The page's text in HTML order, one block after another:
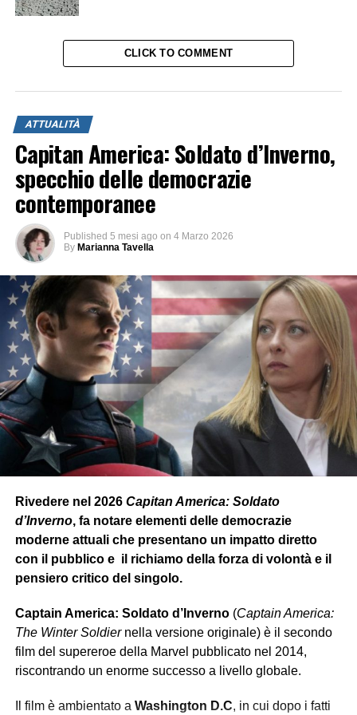
CLICK TO COMMENT
ATTUALITÀ
Capitan America: Soldato d’Inverno,
specchio delle democrazie
contemporanee
Published 5 mesi ago on 4 Marzo 2026
By Marianna Tavella
Rivedere nel 2026 Capitan America: Soldato
d’Inverno, fa notare elementi delle democrazie
moderne attuali che presentano un impatto diretto
con il pubblico e il richiamo della forza di volontà e il
pensiero critico del singolo.
Captain America: Soldato d’Inverno(Captain America:
The Winter Soldiernella versione originale) è il secondo
film del supereroe della Marvel pubblicato nel 2014,
riscontrando un enorme successo a livello globale.
Il film è ambientato a Washington D.C, in cui dopo i fatti